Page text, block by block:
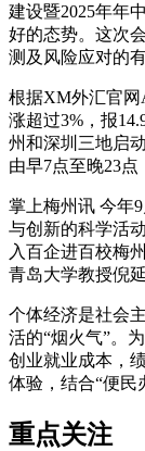
建设暨2025年年
好的态势。这次
测及风险应对的
根据XM外汇官网
涨超过3%，报
州和深圳三地启
由早7点至晚23点
掌上梅州讯 今年
与创新的科学活
入百企进百校梅
青岛大学教授倪
个体经济是社会
活的“烟火气”。
创业就业成本，
体验，结合“便民
重点关注